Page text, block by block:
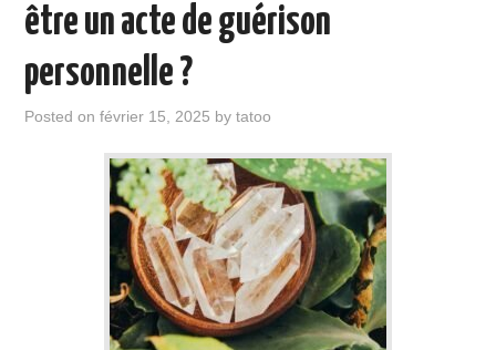
être un acte de guérison
personnelle ?
Posted onfévrier 15, 2025 bytatoo